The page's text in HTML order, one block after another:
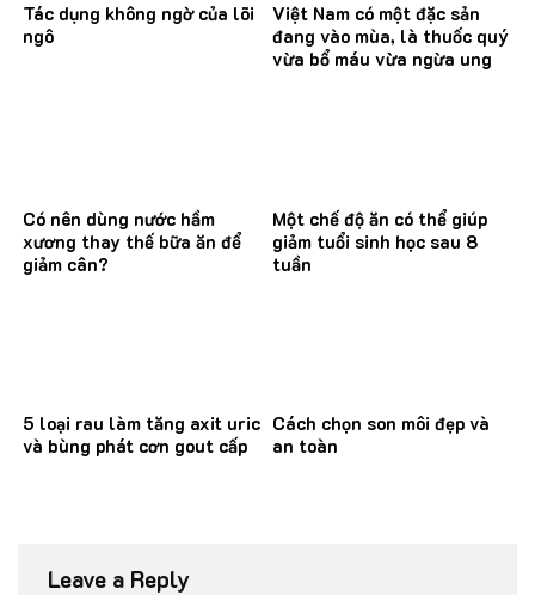
Tác dụng không ngờ của lõi
ngô
Việt Nam có một đặc sản
đang vào mùa, là thuốc quý
vừa bổ máu vừa ngừa ung
Có nên dùng nước hầm
xương thay thế bữa ăn để
giảm cân?
Một chế độ ăn có thể giúp
giảm tuổi sinh học sau 8
tuần
5 loại rau làm tăng axit uric
và bùng phát cơn gout cấp
Cách chọn son môi đẹp và
an toàn
Leave a Reply